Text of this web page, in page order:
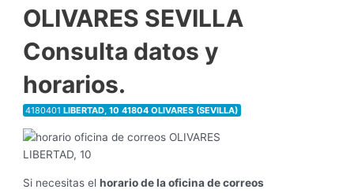
OLIVARES SEVILLA
Consulta datos y
horarios.
4180401LIBERTAD, 10 41804 OLIVARES (SEVILLA)
Si necesitas elhorario de la oficina de correos